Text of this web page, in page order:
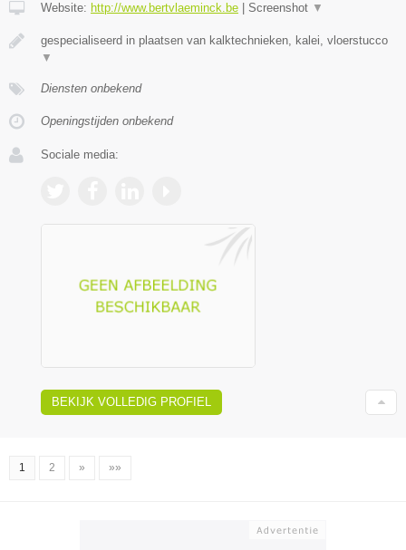
Website: http://www.bertvlaeminck.be Screenshot ▼
gespecialiseerd in plaatsen van kalktechnieken, kalei, vloerstucco
▼
Diensten onbekend
Openingstijden onbekend
Sociale media:
BEKIJK VOLLEDIG PROFIEL
1 2 » »»